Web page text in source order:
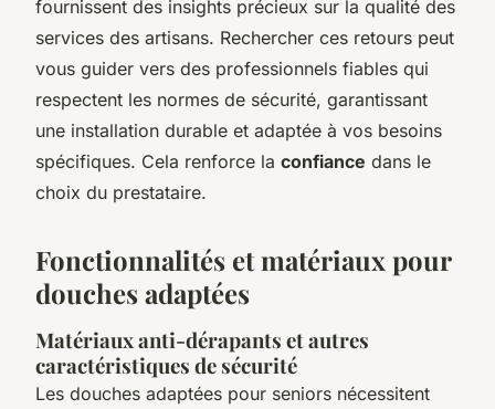
fournissent des insights précieux sur la qualité des
services des artisans. Rechercher ces retours peut
vous guider vers des professionnels fiables qui
respectent les normes de sécurité, garantissant
une installation durable et adaptée à vos besoins
spécifiques. Cela renforce la confiance dans le
choix du prestataire.
Fonctionnalités et matériaux pour
douches adaptées
Matériaux anti-dérapants et autres
caractéristiques de sécurité
Les douches adaptées pour seniors nécessitent